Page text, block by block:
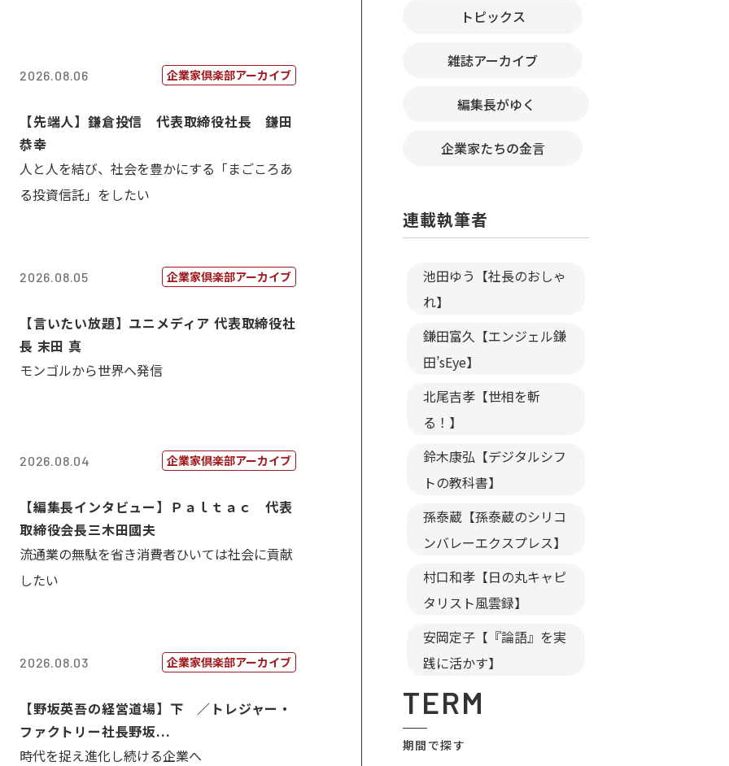
2026.08.06 企業家倶楽部アーカイブ
【先端人】鎌倉投信 代表取締役社長 鎌田
恭幸
人と人を結び、社会を豊かにする「まごころあ
る投資信託」をしたい
2026.08.05 企業家倶楽部アーカイブ
【言いたい放題】ユニメディア 代表取締役社
長 末田 真
モンゴルから世界へ発信
2026.08.04 企業家倶楽部アーカイブ
【編集長インタビュー】Ｐａｌｔａｃ 代表
取締役会長三木田國夫
流通業の無駄を省き消費者ひいては社会に貢献
したい
2026.08.03 企業家倶楽部アーカイブ
【野坂英吾の経営道場】下 ／トレジャー・
ファクトリー社長野坂...
時代を捉え進化し続ける企業へ
トピックス
雑誌アーカイブ
編集長がゆく
企業家たちの金言
連載執筆者
池田ゆう【社長のおしゃ
れ】
鎌田富久【エンジェル鎌
田’sEye】
北尾吉孝【世相を斬
る！】
鈴木康弘【デジタルシフ
トの教科書】
孫泰蔵【孫泰蔵のシリコ
ンバレーエクスプレス】
村口和孝【日の丸キャピ
タリスト風雲録】
安岡定子【『論語』を実
践に活かす】
TERM
期間で探す